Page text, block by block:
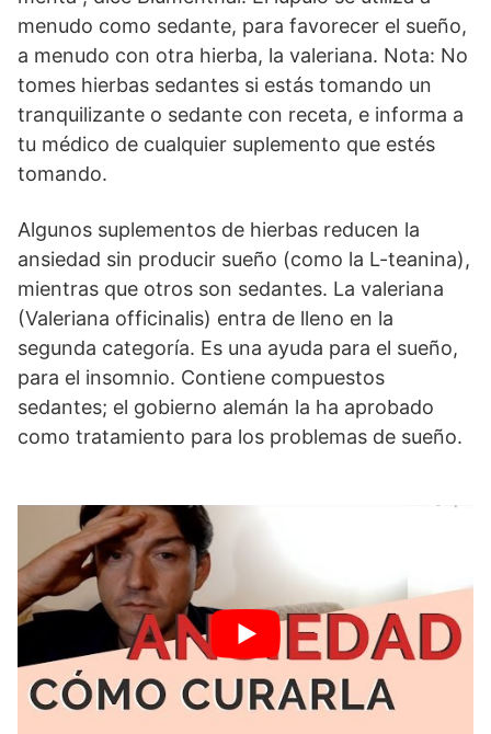
menudo como sedante, para favorecer el sueño,
a menudo con otra hierba, la valeriana. Nota: No
tomes hierbas sedantes si estás tomando un
tranquilizante o sedante con receta, e informa a
tu médico de cualquier suplemento que estés
tomando.
Algunos suplementos de hierbas reducen la
ansiedad sin producir sueño (como la L-teanina),
mientras que otros son sedantes. La valeriana
(Valeriana officinalis) entra de lleno en la
segunda categoría. Es una ayuda para el sueño,
para el insomnio. Contiene compuestos
sedantes; el gobierno alemán la ha aprobado
como tratamiento para los problemas de sueño.